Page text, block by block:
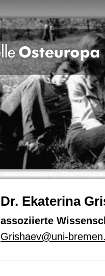
Dr. Ekaterina
assoziierte
Grishaev@uni-